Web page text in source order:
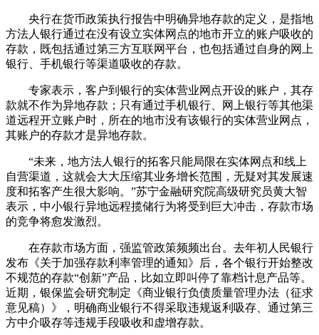
央行在货币政策执行报告中明确异地存款的定义，是指地
方法人银行通过在没有设立实体网点的地市开立的账户吸收的
存款，既包括通过第三方互联网平台，也包括通过自身的网上
银行、手机银行等渠道吸收的存款。
专家表示，客户到银行的实体营业网点开设的账户，其存
款就不作为异地存款；只有通过手机银行、网上银行等其他渠
道远程开立账户时，所在的地市没有该银行的实体营业网点，
其账户的存款才是异地存款。
“未来，地方法人银行的拓客只能局限在实体网点和线上
自营渠道，这就会大大压缩其业务增长范围，无疑对其发展速
度和拓客产生很大影响。”苏宁金融研究院高级研究员黄大智
表示，中小银行异地远程揽储行为将受到巨大冲击，存款市场
的竞争将愈发激烈。
在存款市场方面，强监管政策频频出台。去年初人民银行
发布《关于加强存款利率管理的通知》后，各个银行开始整改
不规范的存款“创新”产品，比如立即叫停了靠档计息产品等。
近期，银保监会研究制定《商业银行负债质量管理办法（征求
意见稿）》，明确商业银行不得采取违规返利吸存、通过第三
方中介吸存等违规手段吸收和虚增存款。